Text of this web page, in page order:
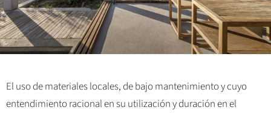
El uso de materiales locales, de bajo mantenimiento y cuyo
entendimiento racional en su utilización y duración en el